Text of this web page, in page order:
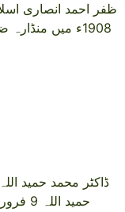
ظفر احمد انصاری
ڈاکٹر محمد حمید